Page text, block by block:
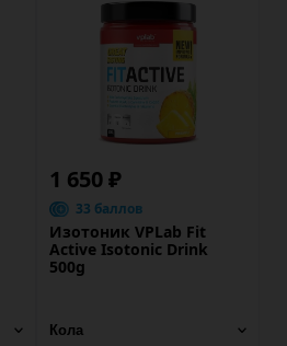
1 650 ₽
33 баллов
Изотоник VPLab Fit
Active Isotonic Drink
500g